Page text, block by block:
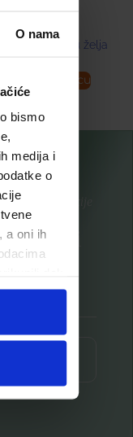
O nama
bismo
medija i
o
a oni ih
Dodaj u listu želja
Dodaj u košaricu
promocije
novosti